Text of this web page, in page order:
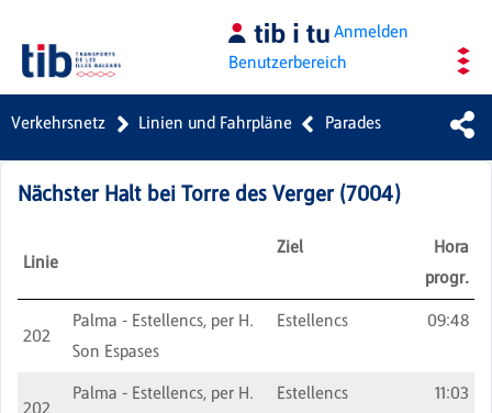
Anmelden
Benutzerbereich
Verkehrsnetz Linien und Fahrpläne Parades
Nächster Halt bei Torre des Verger (7004)
Linie
Ziel
Hora
progr.
202
Palma - Estellencs, per H.
Son Espases
Estellencs 09:48
202
Palma - Estellencs, per H.
Estellencs 11:03